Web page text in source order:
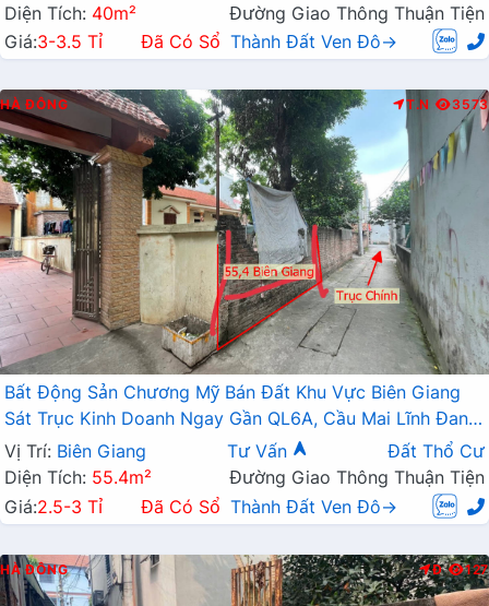
Diện Tích: 40m²
Đường Giao Thông Thuận Tiện
Giá:3-3.5 Tỉ Đã Có Sổ Thành Đất Ven Đô→
HÀ ĐÔNG T.N 3573
Bất Động Sản Chương Mỹ Bán Đất Khu Vực Biên Giang
Sát Trục Kinh Doanh Ngay Gần QL6A, Cầu Mai Lĩnh Đang
Mở Rộng
Vị Trí: Biên Giang Tư Vấn
Đất Thổ Cư
Diện Tích: 55.4m²
Đường Giao Thông Thuận Tiện
Giá:2.5-3 Tỉ Đã Có Sổ Thành Đất Ven Đô→
HÀ ĐÔNG Đ 127